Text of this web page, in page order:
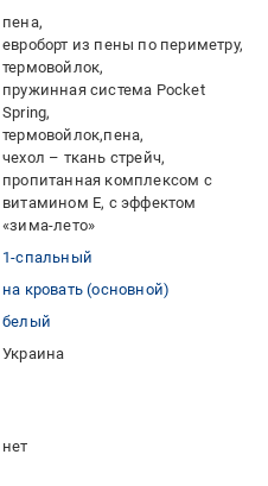
пена
евроборт из пены по периметру
термовойлок
пружинная система Pocket
Spring
термовойлок пена
чехол – ткань стрейч,
пропитанная комплексом с
витамином Е, с эффектом
«зима-лето»
1-спальный
на кровать (основной)
белый
Украина
нет